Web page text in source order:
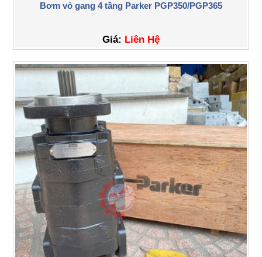
Bơm vỏ gang 4 tầng Parker PGP350/PGP365
Giá: Liên Hệ